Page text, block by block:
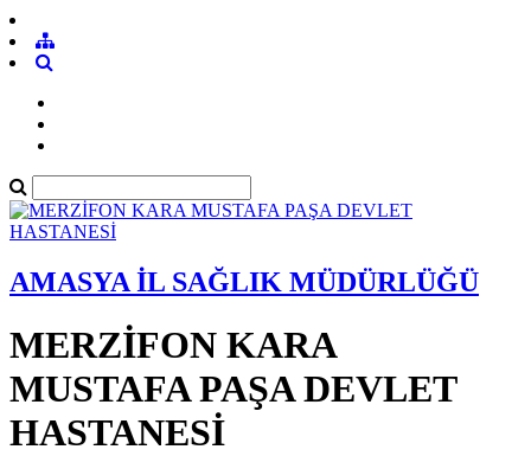
AMASYA İL SAĞLIK MÜDÜRLÜĞÜ
MERZİFON KARA
MUSTAFA PAŞA DEVLET
HASTANESİ